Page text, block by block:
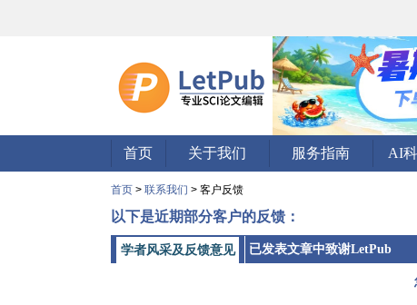
首页 关于我们 服务指南 AI
首页 > 联系我们 > 客户反馈
以下是近期部分客户的反馈：
学者风采及反馈意见 已发表文章中致谢LetPub